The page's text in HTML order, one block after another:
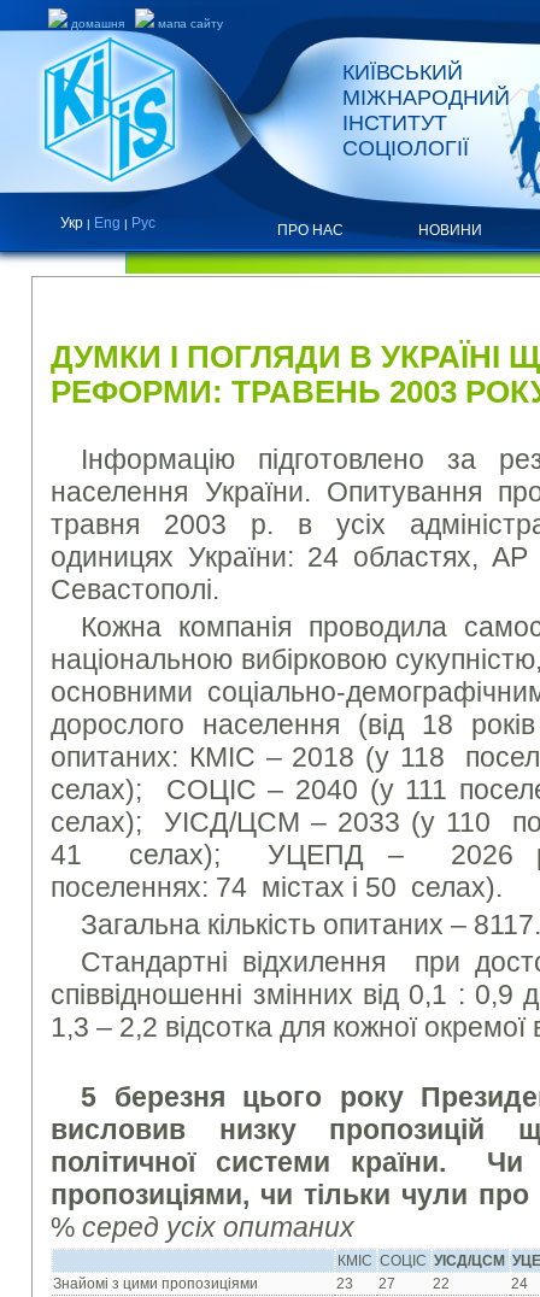
домашня мапа сайту
КИЇВСЬКИЙ
МІЖНАРОДНИЙ
ІНСТИТУТ
СОЦІОЛОГІЇ
Укр | Eng | Рус ПРО НАС НОВИНИ
ДУМКИ І ПОГЛЯДИ В УКРАЇНІ
РЕФОРМИ: ТРАВЕНЬ 2003
Інформацію підготовлено за
населення України. Опитування
травня 2003 р. в усіх
одиницях України: 24 областях, АР
Севастополі.
Кожна компанія проводила
національною вибірковою
основними соціально-
дорослого населення (від 18
опитаних: КМІС – 2018 (у 118
селах); СОЦІС – 2040 (у 111
селах); УІСД/ЦСМ – 2033 (у 110
41 селах); УЦЕПД – 2026
поселеннях: 74 містах і 50 селах).
Загальна кількість опитаних –
Стандартні відхилення при
співвідношенні змінних від 0,1 :
1,3 – 2,2 відсотка для кожної окремої
5 березня цього року
висловив низку пропозицій
політичної системи країни.
пропозиціями, чи тільки чули
%серед усіх опитаних
КМІС СОЦІС УІСД/ЦСМ
Знайомі з цими пропозиціями
23 27 22
24